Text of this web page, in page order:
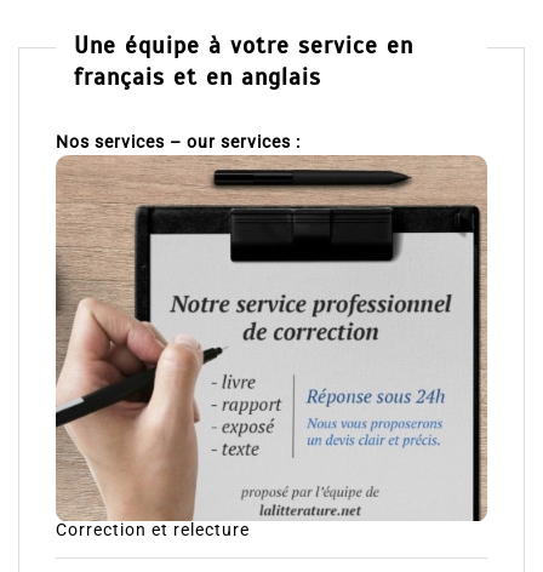
Une équipe à votre service en
français et en anglais
Nos services – our services :
Correction et relecture